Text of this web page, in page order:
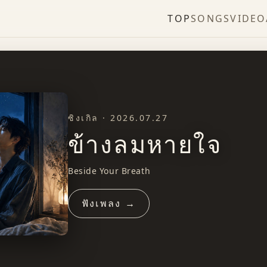
TOPSONGSVIDEO
ซิงเกิล · 2026.07.20
เส้นด้ายเย็บพันปี
Thread That Stitches a Thousand Years
ฟังเพลง →